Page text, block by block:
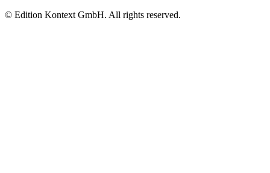
© Edition Kontext GmbH. All rights reserved.